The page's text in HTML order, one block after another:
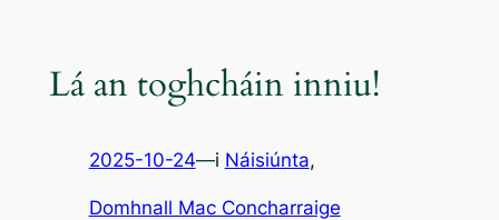
Lá an toghcháin inniu!
2025-10-24—i Náisiúnta,
Domhnall Mac Concharraige